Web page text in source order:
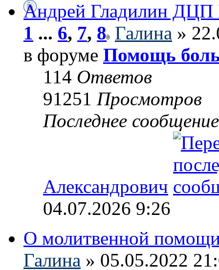
Андрей Гладилин ДЦП
1 ... 6, 7, 8 Галина »
в форуме Помощь
114 Ответов
91251 Просмотров
Последнее
Александрович
04.07.2026 9:26
О молитвенной
Галина » 05.05.2022